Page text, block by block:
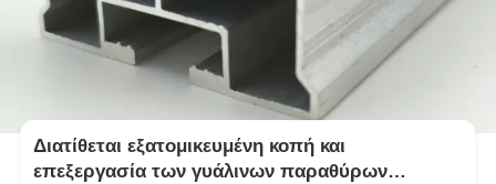
Διατίθεται εξατομικευμένη κοπή και
επεξεργασία των γυάλινων παραθύρων